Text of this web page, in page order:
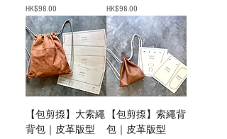
價格
HK$98.00 價格
HK$98.00
【包剪揼】大索繩
背包｜皮革版型
【包剪揼】索繩背
包｜皮革版型